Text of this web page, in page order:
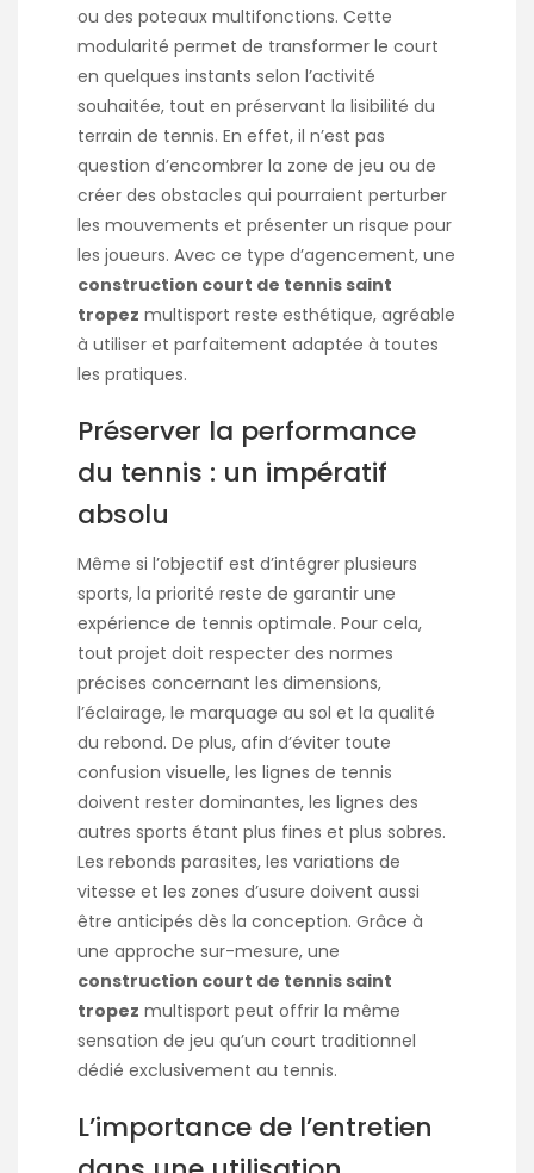
ou des poteaux multifonctions. Cette
modularité permet de transformer le court
en quelques instants selon l’activité
souhaitée, tout en préservant la lisibilité du
terrain de tennis. En effet, il n’est pas
question d’encombrer la zone de jeu ou de
créer des obstacles qui pourraient perturber
les mouvements et présenter un risque pour
les joueurs. Avec ce type d’agencement, une
construction court de tennis saint
tropez multisport reste esthétique, agréable
à utiliser et parfaitement adaptée à toutes
les pratiques.
Préserver la performance
du tennis : un impératif
absolu
Même si l’objectif est d’intégrer plusieurs
sports, la priorité reste de garantir une
expérience de tennis optimale. Pour cela,
tout projet doit respecter des normes
précises concernant les dimensions,
l’éclairage, le marquage au sol et la qualité
du rebond. De plus, afin d’éviter toute
confusion visuelle, les lignes de tennis
doivent rester dominantes, les lignes des
autres sports étant plus fines et plus sobres.
Les rebonds parasites, les variations de
vitesse et les zones d’usure doivent aussi
être anticipés dès la conception. Grâce à
une approche sur-mesure, une
construction court de tennis saint
tropez multisport peut offrir la même
sensation de jeu qu’un court traditionnel
dédié exclusivement au tennis.
L’importance de l’entretien